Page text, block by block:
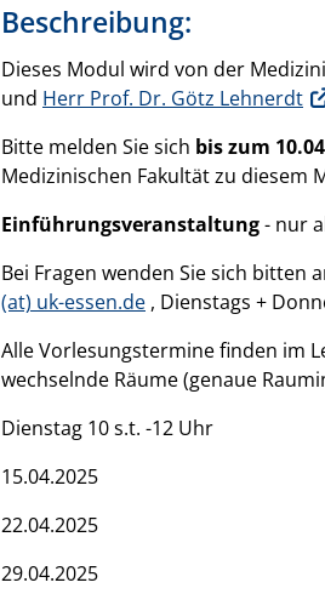
Beschreibung:
Dieses Modul wird von der
und Herr Prof. Dr. Götz Lehnerdt
Bitte melden Sie sich bis zum
Medizinischen Fakultät zu diesem
Einführungsveranstaltung- nur
Bei Fragen wenden Sie sich bitten
(at) uk-essen.de , Dienstags +
Alle Vorlesungstermine finden im
wechselnde Räume (genaue
Dienstag 10 s.t. -12 Uhr
15.04.2025
22.04.2025
29.04.2025